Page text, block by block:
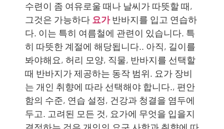
수련이 좀 여유로울 때나 날씨가 따뜻할 때,
그것은 가능하다 요가반바지를 입고 연습하
다. 이는 특히 여름철에 관련이 있습니다. 특
히 따뜻한 계절에 해당됩니다.. 아직, 길이를
봐야해요, 허리 모양, 직물, 반바지를 선택할
때 반바지가 제공하는 동작 범위. 요가 장비
는 개인 취향에 따라 선택해야 합니다., 편안
함의 수준, 연습 설정, 건강과 청결을 염두에
두고. 고려된 모든 것, 요가에 무엇을 입을지